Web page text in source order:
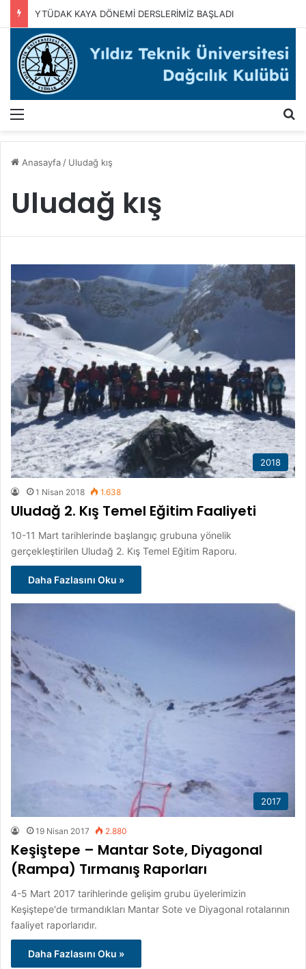
YTÜDAK KAYA DÖNEMİ DERSLERİMİZ BAŞLADI
Anasayfa / Uludağ kış
Uludağ kış
2018
1 Nisan 2018 1.638
Uludağ 2. Kış Temel Eğitim Faaliyeti
10-11 Mart tarihlerinde başlangıç grubuna yönelik
gerçekleştirilen Uludağ 2. Kış Temel Eğitim Raporu.
Daha Fazlasını Oku »
2017
19 Nisan 2017 2.880
Keşiştepe – Mantar Sote, Diyagonal
(Rampa) Tırmanış Raporları
4-5 Mart 2017 tarihlerinde gelişim grubu üyelerimizin
Keşiştepe'de tırmandıkları Mantar Sote ve Diyagonal rotalarının
faaliyet raporlarıdır.
Daha Fazlasını Oku »